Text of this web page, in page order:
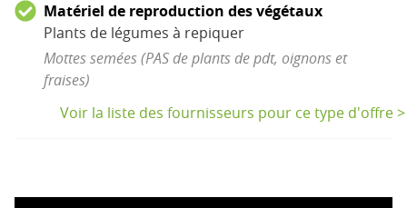
Matériel de reproduction des végétaux
Plants de légumes à repiquer
Mottes semées (PAS de plants de pdt, oignons et
fraises)
Voir la liste des fournisseurs pour ce type d'offre >